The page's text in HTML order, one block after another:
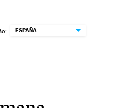
ESPAÑA